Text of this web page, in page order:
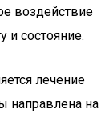
воздействие
и состояние.
лечение
направлена на